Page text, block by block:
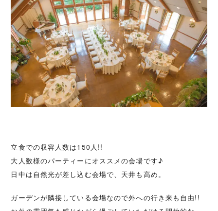
立食での収容人数は150人!!
大人数様のパーティーにオススメの会場です♪
日中は自然光が差し込む会場で、天井も高め。
ガーデンが隣接している会場なので外への行き来も自由!!